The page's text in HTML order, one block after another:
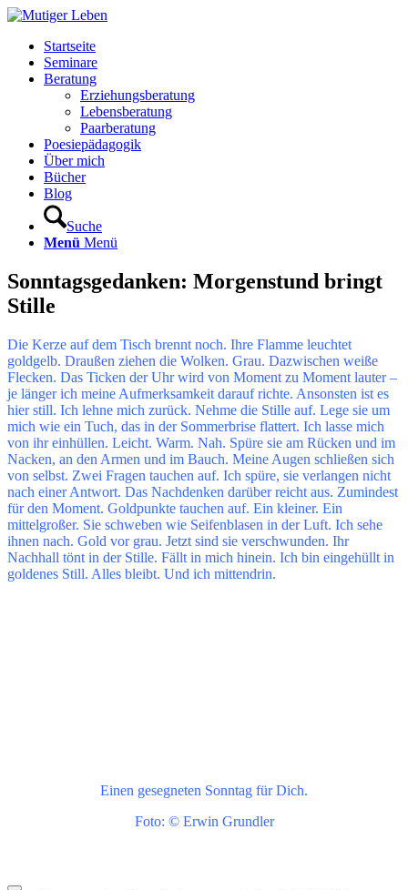
Startseite
Seminare
Beratung
Erziehungsberatung
Lebensberatung
Paarberatung
Poesiepädagogik
Über mich
Bücher
Blog
Suche
Menü Menü
Sonntagsgedanken: Morgenstund bringt
Stille
Die Kerze auf dem Tisch brennt noch. Ihre Flamme leuchtet
goldgelb. Draußen ziehen die Wolken. Grau. Dazwischen weiße
Flecken. Das Ticken der Uhr wird von Moment zu Moment lauter –
je länger ich meine Aufmerksamkeit darauf richte. Ansonsten ist es
hier still. Ich lehne mich zurück. Nehme die Stille auf. Lege sie um
mich wie ein Tuch, das in der Sommerbrise flattert. Ich lasse mich
von ihr einhüllen. Leicht. Warm. Nah. Spüre sie am Rücken und im
Nacken, an den Armen und im Bauch. Meine Augen schließen sich
von selbst. Zwei Fragen tauchen auf. Ich spüre, sie verlangen nicht
nach einer Antwort. Das Nachdenken darüber reicht aus. Zumindest
für den Moment. Goldpunkte tauchen auf. Ein kleiner. Ein
mittelgroßer. Sie schweben wie Seifenblasen in der Luft. Ich sehe
ihnen nach. Gold vor grau. Jetzt sind sie verschwunden. Ihr
Nachhall tönt in der Stille. Fällt in mich hinein. Ich bin eingehüllt in
goldenes Still. Alles bleibt. Und ich mittendrin.
Einen gesegneten Sonntag für Dich.
Foto: © Erwin Grundler